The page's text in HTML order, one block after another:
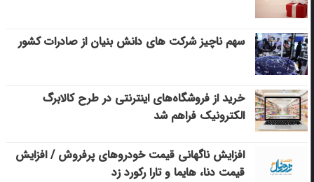
سهم ناچیز شرکت های دانش بنیان از صادرات کشور
خرید از فروشگاه‌های اینترنتی در طرح کالابرگ
الکترونیک فراهم شد
افزایش ناگهانی قیمت خودروهای پرفروش / افزایش
قیمت دنا، هایما و تارا رکورد زد